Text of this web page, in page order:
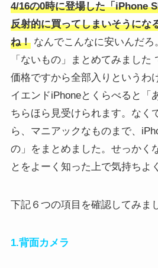
4/16の0時に登場した「iPhone
反射的に買ってしまいそうにな
ね！なんでこんなに安いんだろ
「ないもの」まとめてみました
価格ですから全部入りというわ
イエンドiPhoneとくらべると
ちらほら見受けられます。なく
ら、マニアックなものまで、
の」をまとめました。せっかく
とをよーく知った上で気持ちよ
下記６つの項目を確認してみま
1.背面カメラ